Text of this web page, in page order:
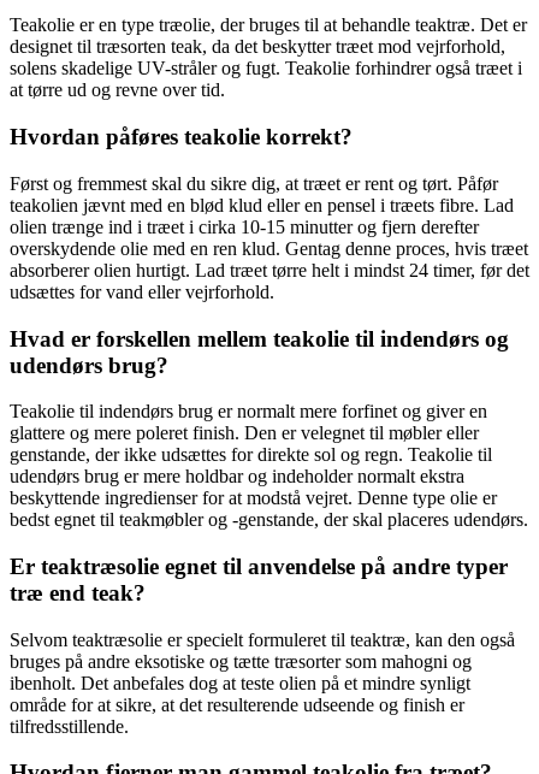
Teakolie er en type træolie, der bruges til at behandle teaktræ. Det er
designet til træsorten teak, da det beskytter træet mod vejrforhold,
solens skadelige UV-stråler og fugt. Teakolie forhindrer også træet i
at tørre ud og revne over tid.
Hvordan påføres teakolie korrekt?
Først og fremmest skal du sikre dig, at træet er rent og tørt. Påfør
teakolien jævnt med en blød klud eller en pensel i træets fibre. Lad
olien trænge ind i træet i cirka 10-15 minutter og fjern derefter
overskydende olie med en ren klud. Gentag denne proces, hvis træet
absorberer olien hurtigt. Lad træet tørre helt i mindst 24 timer, før det
udsættes for vand eller vejrforhold.
Hvad er forskellen mellem teakolie til indendørs og
udendørs brug?
Teakolie til indendørs brug er normalt mere forfinet og giver en
glattere og mere poleret finish. Den er velegnet til møbler eller
genstande, der ikke udsættes for direkte sol og regn. Teakolie til
udendørs brug er mere holdbar og indeholder normalt ekstra
beskyttende ingredienser for at modstå vejret. Denne type olie er
bedst egnet til teakmøbler og -genstande, der skal placeres udendørs.
Er teaktræsolie egnet til anvendelse på andre typer
træ end teak?
Selvom teaktræsolie er specielt formuleret til teaktræ, kan den også
bruges på andre eksotiske og tætte træsorter som mahogni og
ibenholt. Det anbefales dog at teste olien på et mindre synligt
område for at sikre, at det resulterende udseende og finish er
tilfredsstillende.